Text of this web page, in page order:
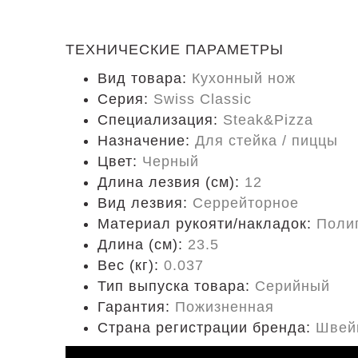
ТЕХНИЧЕСКИЕ ПАРАМЕТРЫ
Вид товара: Кухонный нож
Серия: Swiss Classic
Специализация: Steak&Pizza
Назначение: Для стейка / пиццы
Цвет: Черный
Длина лезвия (см): 12
Вид лезвия: Серрейторное
Материал рукояти/накладок:
Длина (cм): 23.5
Вес (кг): 0.037
Тип выпуска товара: Серийный
Гарантия: Пожизненная
Страна регистрации бренда: